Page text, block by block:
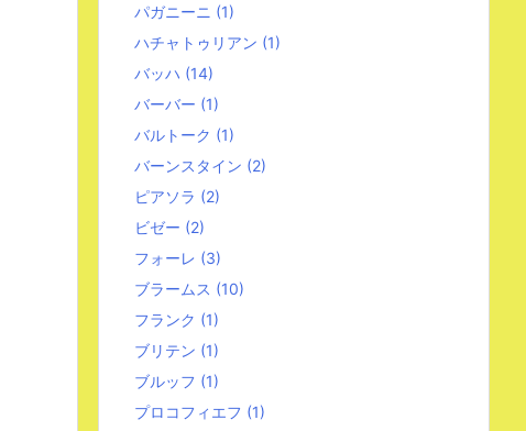
パガニーニ (1)
ハチャトゥリアン (1)
バッハ (14)
バーバー (1)
バルトーク (1)
バーンスタイン (2)
ピアソラ (2)
ビゼー (2)
フォーレ (3)
ブラームス (10)
フランク (1)
ブリテン (1)
ブルッフ (1)
プロコフィエフ (1)